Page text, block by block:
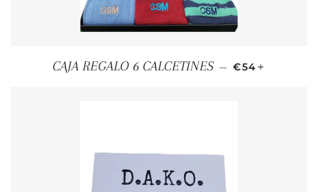
CAJA REGALO 6 CALCETINES — PRECIO
€54